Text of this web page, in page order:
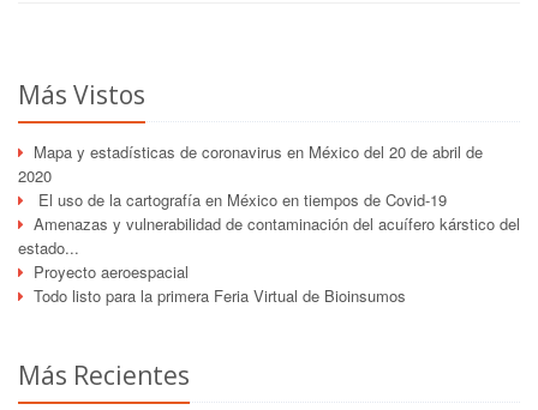
Más Vistos
Mapa y estadísticas de coronavirus en México del 20 de abril de
2020
El uso de la cartografía en México en tiempos de Covid-19
Amenazas y vulnerabilidad de contaminación del acuífero kárstico del
estado...
Proyecto aeroespacial
Todo listo para la primera Feria Virtual de Bioinsumos
Más Recientes